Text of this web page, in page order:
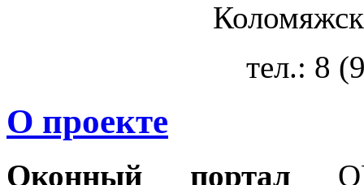
тел.: 8
О проекте
Оконный портал